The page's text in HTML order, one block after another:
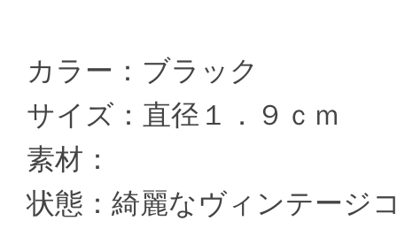
カラー：ブラック
サイズ：直径１．９ｃｍ
素材：
状態：綺麗なヴィンテージ